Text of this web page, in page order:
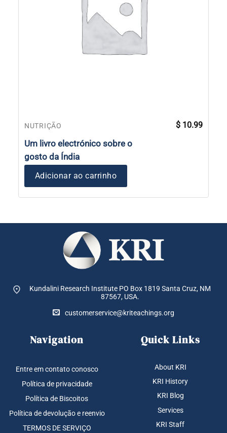
NUTRIÇÃO
Um livro electrónico sobre o
gosto da Índia
$ 10.99
Adicionar ao carrinho
Kundalini Research Institute PO Box 1819 Santa Cruz, NM
87567, USA.
customerservice@kriteachings.org
Navigation
Entre em contato conosco
Política de privacidade
Política de Biscoitos
Política de devolução e reenvio
TERMOS DE SERVIÇO
Quick Links
About KRI
KRI History
KRI Blog
Services
KRI Staff